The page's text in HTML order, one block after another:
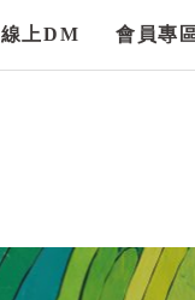
線上DM 會員專